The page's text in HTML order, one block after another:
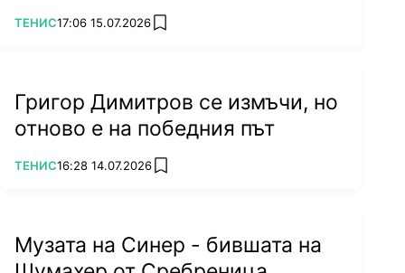
ПОВЕЧЕ ОТ
ТЕНИС17:06 15.07.2026 add favorites
Григор Димитров се измъчи, но
отново е на победния път
ПОВЕЧЕ ОТ
ТЕНИС16:28 14.07.2026 add favorites
Музата на Синер - бившата на